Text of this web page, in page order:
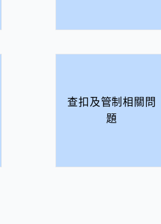
查扣及管制相關問
題